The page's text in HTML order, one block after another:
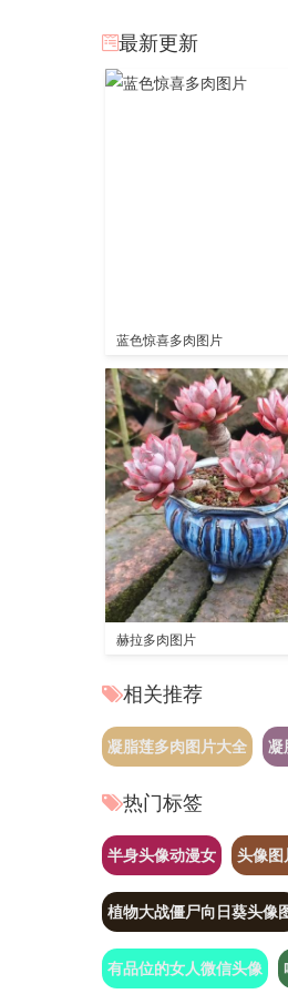
最新更新
蓝色惊喜多肉图片
赫拉多肉图片
相关推荐
凝脂莲多肉图片大全 凝
热门标签
半身头像动漫女 头像图
植物大战僵尸向日葵头像
有品位的女人微信头像